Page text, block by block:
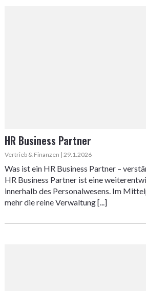
HR Business Partner
Vertrieb & Finanzen | 29.1.2026
Was ist ein HR Business Partner –
HR Business Partner ist eine
innerhalb des Personalwesens. Im
mehr die reine Verwaltung [...]